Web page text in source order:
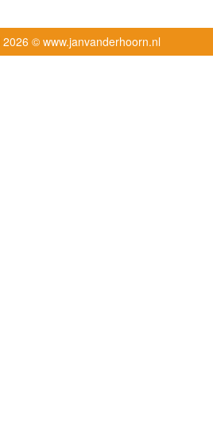
2026 © www.janvanderhoorn.nl